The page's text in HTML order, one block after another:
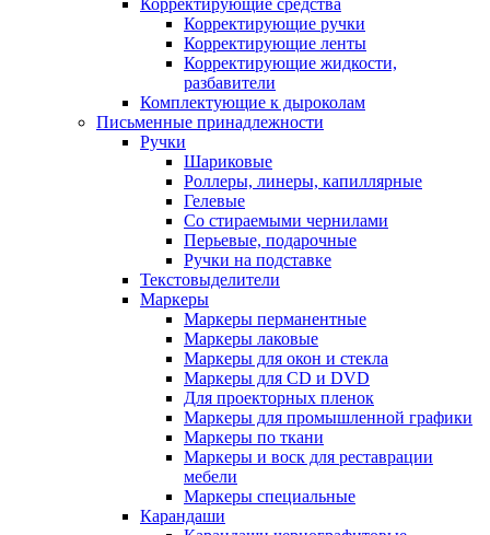
Корректирующие средства
Корректирующие ручки
Корректирующие ленты
Корректирующие жидкости,
разбавители
Комплектующие к дыроколам
Письменные принадлежности
Ручки
Шариковые
Роллеры, линеры, капиллярные
Гелевые
Со стираемыми чернилами
Перьевые, подарочные
Ручки на подставке
Текстовыделители
Маркеры
Маркеры перманентные
Маркеры лаковые
Маркеры для окон и стекла
Маркеры для CD и DVD
Для проекторных пленок
Маркеры для промышленной графики
Маркеры по ткани
Маркеры и воск для реставрации
мебели
Маркеры специальные
Карандаши